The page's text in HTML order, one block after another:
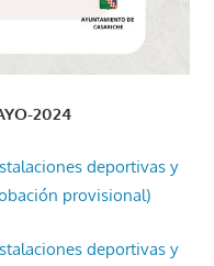
2024
deportivas y
provisional)
deportivas y